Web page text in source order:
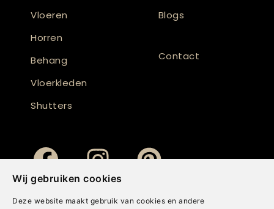
Wij gebruiken cookies
Deze website maakt gebruik van cookies en andere
Vloeren
Horren
Behang
Vloerkleden
Shutters
Blogs
Contact